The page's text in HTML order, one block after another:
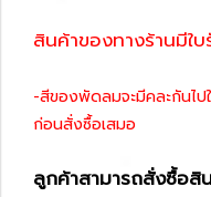
สินค้าของทางร้านมี
-สีของพัดลมจะมีคละกันไ
ก่อนสั่งซื้อเสมอ
ลูกค้าสามารถสั่งซื้อสิ